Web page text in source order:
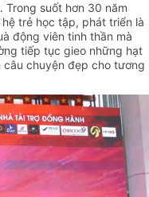
suốt hơn 30 năm
trẻ học tập, phát triển là
động viên tinh thần mà
tiếp tục gieo những hạt
câu chuyện đẹp cho tương